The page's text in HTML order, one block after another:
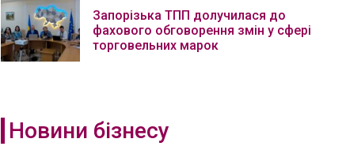
Запорізька ТПП долучилася до
фахового обговорення змін у сфері
торговельних марок
Новини бізнесу